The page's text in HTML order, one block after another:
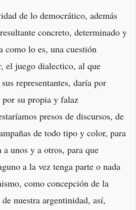
de lo democrático, además
concreto, determinado y
como lo es, una cuestión
el juego dialectico, al que
representantes, daría por
su propia y falaz
presos de discursos, de
de todo tipo y color, para
unos y a otros, para que
a la vez tenga parte o nada
como concepción de la
nuestra argentinidad, así,